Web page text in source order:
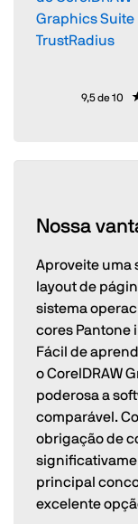
9,5 de 10
Nossa
Aproveite uma
layout de
sistema
cores Pantone
Fácil de
o CorelDRAW
poderosa a
comparável.
obrigação de
principal
excelente